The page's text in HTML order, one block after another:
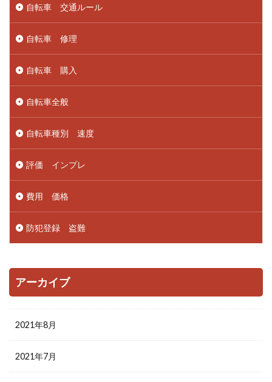
自転車 交通ルール
自転車 修理
自転車 購入
自転車全般
自転車種別 速度
評価 インプレ
費用 価格
防犯登録 盗難
アーカイブ
2021年8月
2021年7月